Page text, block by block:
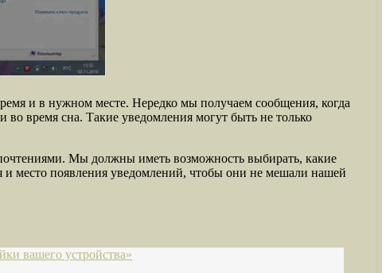
и в нужном месте. Нередко мы получаем сообщения, когда
время сна. Такие уведомления могут быть не только
Мы должны иметь возможность выбирать, какие
место появления уведомлений, чтобы они не мешали нашей
вашего устройства»